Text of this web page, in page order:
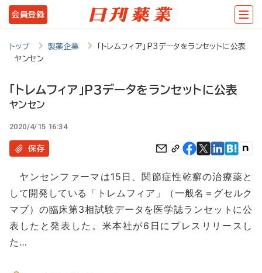
メ
イ
テ
ツ
に
会員登録
トップ 製薬企業
「トレムフィア」P3データをランセットに公表
ヤンセン
「トレムフィア」P3データをランセットに公表
ヤンセン
2020/4/15 16:34
保存
ヤンセンファーマは15日、関節症性乾癬の治療薬と
して開発している「トレムフィア」（一般名＝グセルク
マブ）の臨床第3相試験データを医学誌ランセットに公
表したと発表した。米本社が6日にプレスリリースし
た…